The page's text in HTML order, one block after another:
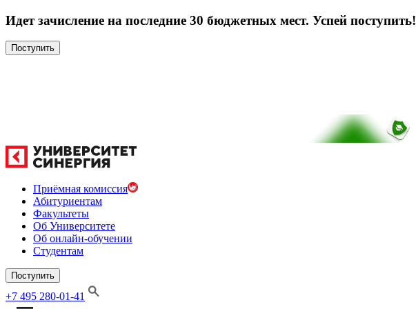
Идет зачисление на последние 30 бюджетных мест. Успей поступить!
Поступить
Приёмная комиссия
Абитуриентам
Факультеты
Об Университете
Об онлайн-обучении
Студентам
Поступить
+7 495 280-01-41